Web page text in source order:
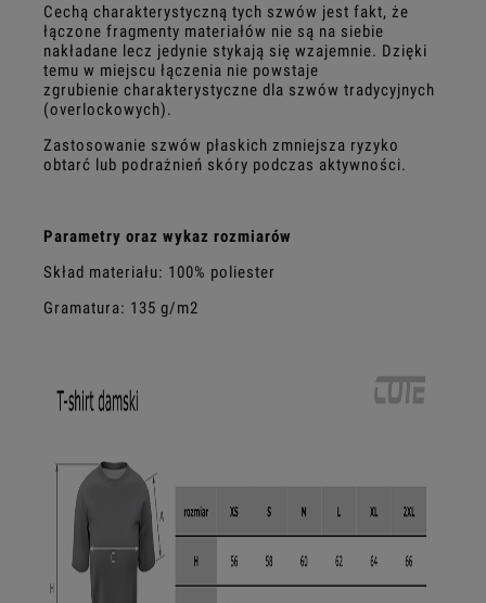
Cechą charakterystyczną tych szwów jest fakt, że
łączone fragmenty materiałów nie są na siebie
nakładane lecz jedynie stykają się wzajemnie. Dzięki
temu w miejscu łączenia nie powstaje
zgrubienie charakterystyczne dla szwów tradycyjnych
(overlockowych).
Zastosowanie szwów płaskich zmniejsza ryzyko
obtarć lub podrażnień skóry podczas aktywności.
Parametry oraz wykaz rozmiarów
Skład materiału: 100% poliester
Gramatura: 135 g/m2